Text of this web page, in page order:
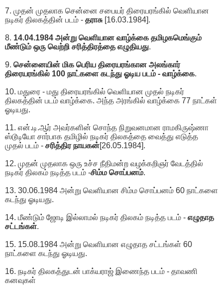
7. முதன் முதலாக சென்னை சபையர் திரையரங்கில் வெளியான
நடிகர் திலகத்தின் படம் - தராசு[16.03.1984].
8. 14.04.1984 அன்று வெளியான வாழ்க்கை தமிழகமெங்கும்
மீண்டும் ஒரு வெற்றி சரித்திரத்தை எழுதியது.
9. சென்னையின் மிக பெரிய திரையரங்கான அலங்கார்
திரையரங்கில் 100 நாட்களை கடந்து ஓடிய படம் - வாழ்க்கை.
10. மதுரை - மது திரையரங்கில் வெளியான முதல் நடிகர்
திலகத்தின் படம் வாழ்க்கை. அந்த அரங்கில் வாழ்க்கை 77 நாட்கள்
ஓடியது.
11. என்.டி.ஆர் அவர்களின் சொந்த நிறுவனமான ராமகிருஷ்ணா
ஸ்டூடியோ சார்பாக தமிழில் நடிகர் திலகத்தை வைத்து எடுத்த
முதல் படம் - சரித்திர நாயகன்[26.05.1984].
12. முதன் முதலாக ஒரு உச்ச நீதிமன்ற வழக்கறிஞர் வேடத்தில்
நடிகர் திலகம் நடித்த படம் -சிம்ம சொப்பனம்.
13. 30.06.1984 அன்று வெளியான சிம்ம சொப்பனம் 60 நாட்களை
கடந்து ஓடியது.
14. மீண்டும் ஜோடி இல்லாமல் நடிகர் திலகம் நடித்த படம் - எழுதாத
சட்டங்கள்.
15. 15.08.1984 அன்று வெளியான எழுதாத சட்டங்கள் 60
நாட்களை கடந்து ஓடியது.
16. நடிகர் திலகத்துடன் பாக்யராஜ் இணைந்த படம் - தாவணி
கனவுகள்